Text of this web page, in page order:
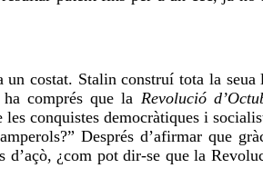
costat. Stalin construí tota la
comprés que la Revolució
conquistes democràtiques i
Després d’afirmar que
d’açò, ¿com pot dir-se que la